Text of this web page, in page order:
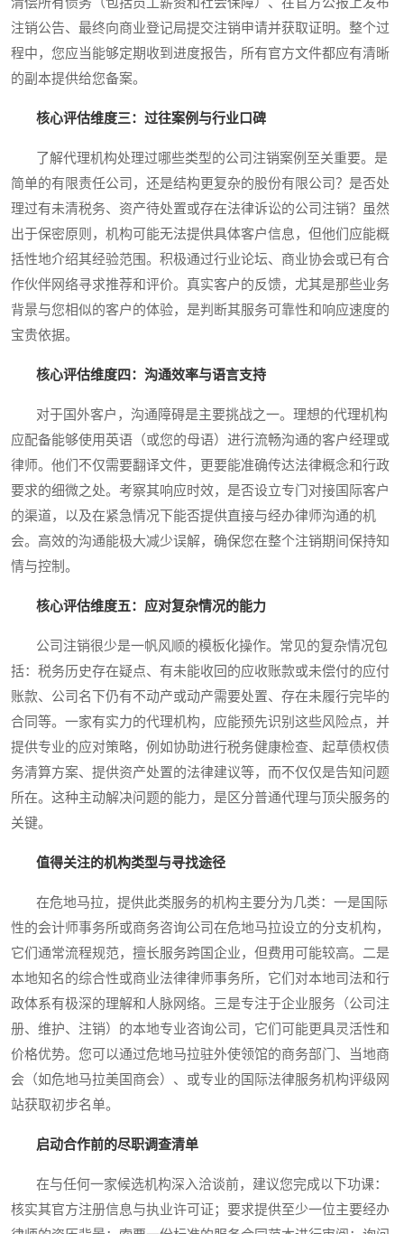
注销公告、最终向商业登记局提交注销申请并获取证明。整个过
程中，您应当能够定期收到进度报告，所有官方文件都应有清晰
的副本提供给您备案。
核心评估维度三：过往案例与行业口碑
了解代理机构处理过哪些类型的公司注销案例至关重要。是
简单的有限责任公司，还是结构更复杂的股份有限公司？是否处
理过有未清税务、资产待处置或存在法律诉讼的公司注销？虽然
出于保密原则，机构可能无法提供具体客户信息，但他们应能概
括性地介绍其经验范围。积极通过行业论坛、商业协会或已有合
作伙伴网络寻求推荐和评价。真实客户的反馈，尤其是那些业务
背景与您相似的客户的体验，是判断其服务可靠性和响应速度的
宝贵依据。
核心评估维度四：沟通效率与语言支持
对于国外客户，沟通障碍是主要挑战之一。理想的代理机构
应配备能够使用英语（或您的母语）进行流畅沟通的客户经理或
律师。他们不仅需要翻译文件，更要能准确传达法律概念和行政
要求的细微之处。考察其响应时效，是否设立专门对接国际客户
的渠道，以及在紧急情况下能否提供直接与经办律师沟通的机
会。高效的沟通能极大减少误解，确保您在整个注销期间保持知
情与控制。
核心评估维度五：应对复杂情况的能力
公司注销很少是一帆风顺的模板化操作。常见的复杂情况包
括：税务历史存在疑点、有未能收回的应收账款或未偿付的应付
账款、公司名下仍有不动产或动产需要处置、存在未履行完毕的
合同等。一家有实力的代理机构，应能预先识别这些风险点，并
提供专业的应对策略，例如协助进行税务健康检查、起草债权债
务清算方案、提供资产处置的法律建议等，而不仅仅是告知问题
所在。这种主动解决问题的能力，是区分普通代理与顶尖服务的
关键。
值得关注的机构类型与寻找途径
在危地马拉，提供此类服务的机构主要分为几类：一是国际
性的会计师事务所或商务咨询公司在危地马拉设立的分支机构，
它们通常流程规范，擅长服务跨国企业，但费用可能较高。二是
本地知名的综合性或商业法律律师事务所，它们对本地司法和行
政体系有极深的理解和人脉网络。三是专注于企业服务（公司注
册、维护、注销）的本地专业咨询公司，它们可能更具灵活性和
价格优势。您可以通过危地马拉驻外使领馆的商务部门、当地商
会（如危地马拉美国商会）、或专业的国际法律服务机构评级网
站获取初步名单。
启动合作前的尽职调查清单
在与任何一家候选机构深入洽谈前，建议您完成以下功课：
核实其官方注册信息与执业许可证；要求提供至少一位主要经办